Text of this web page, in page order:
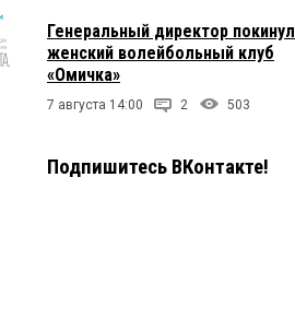
Генеральный директор покинул
женский волейбольный клуб
«Омичка»
7 августа 14:00 2 503
Подпишитесь ВКонтакте!